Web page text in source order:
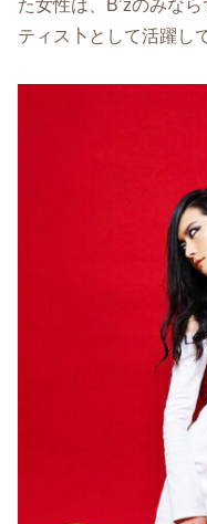
た女性は、B’zのみな
ティス卜として活躍し